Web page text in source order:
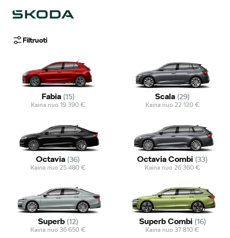
Filtruoti
Fabia (15)
Kaina nuo 19 390 €
Scala (29)
Kaina nuo 22 120 €
Octavia (36)
Kaina nuo 25 480 €
Octavia Combi (33)
Kaina nuo 26 360 €
Superb (12)
Kaina nuo 36 650 €
Superb Combi (16)
Kaina nuo 37 810 €